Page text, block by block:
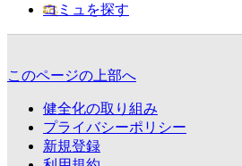
コミュを探す
このページの上部へ
健全化の取り組み
プライバシーポリシー
新規登録